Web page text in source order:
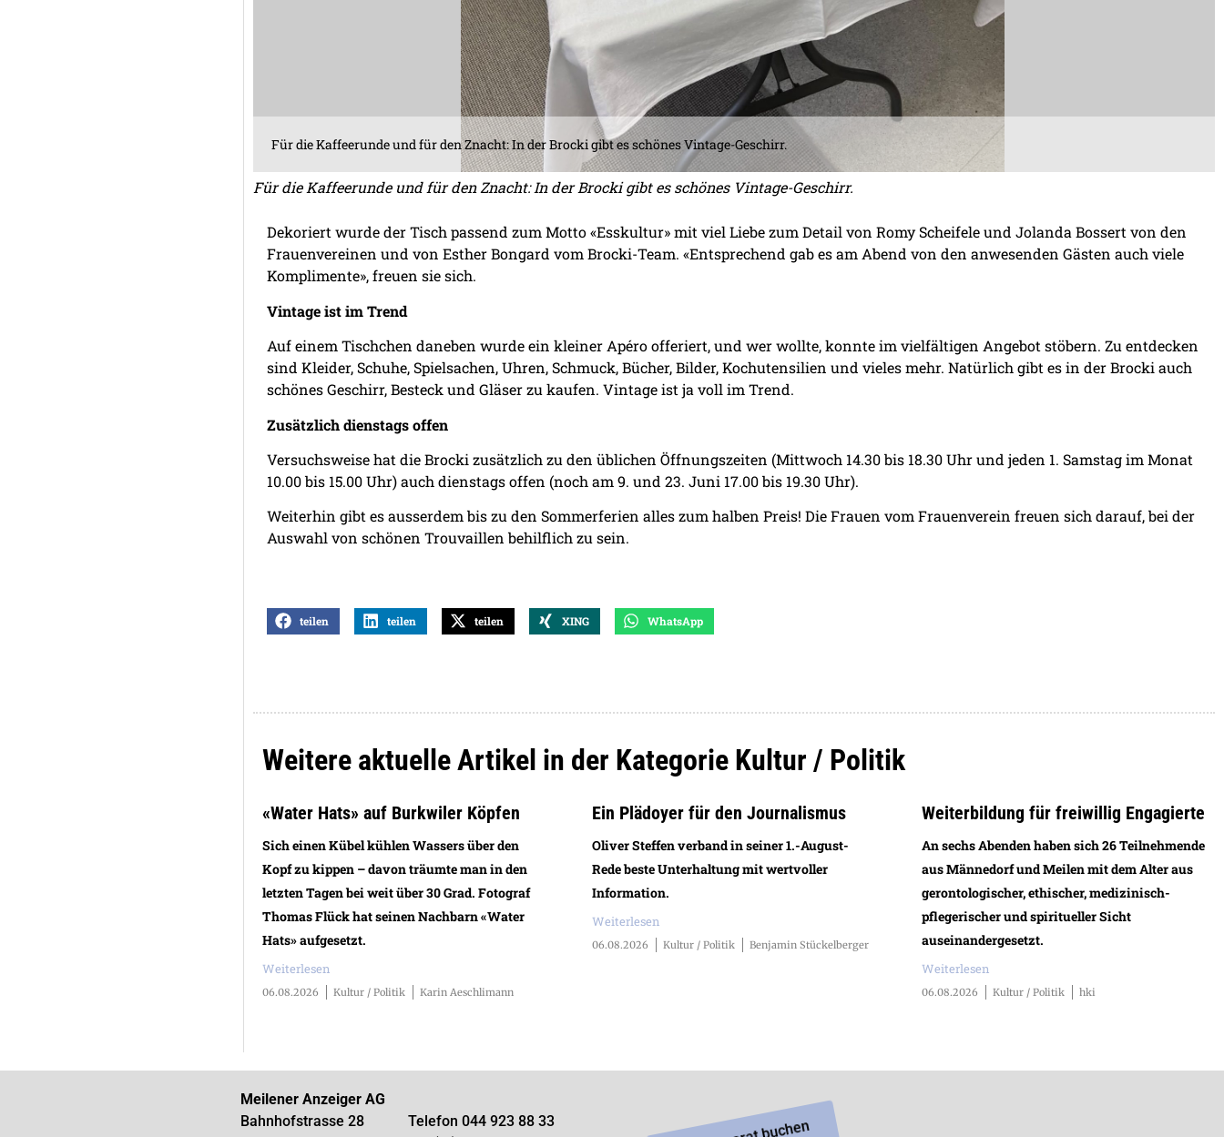
Für die Kaffeerunde und für den Znacht: In der Brocki gibt es schönes Vintage-Geschirr.
Für die Kaffeerunde und für den Znacht: In der Brocki gibt es schönes Vintage-Geschirr.
Dekoriert wurde der Tisch passend zum Motto «Esskultur» mit viel Liebe zum Detail von Romy Scheifele und Jolanda Bossert von den
Frauenvereinen und von Esther Bongard vom Brocki-Team. «Entsprechend gab es am Abend von den anwesenden Gästen auch viele
Komplimente», freuen sie sich.
Vintage ist im Trend
Auf einem Tischchen daneben wurde ein kleiner Apéro offeriert, und wer wollte, konnte im vielfältigen Angebot stöbern. Zu entdecken
sind Kleider, Schuhe, Spielsachen, Uhren, Schmuck, Bücher, Bilder, Kochutensilien und vieles mehr. Natürlich gibt es in der Brocki auch
schönes Geschirr, Besteck und Gläser zu kaufen. Vintage ist ja voll im Trend.
Zusätzlich dienstags offen
Versuchsweise hat die Brocki zusätzlich zu den üblichen Öffnungszeiten (Mittwoch 14.30 bis 18.30 Uhr und jeden 1. Samstag im Monat
10.00 bis 15.00 Uhr) auch dienstags offen (noch am 9. und 23. Juni 17.00 bis 19.30 Uhr).
Weiterhin gibt es ausserdem bis zu den Sommerferien alles zum halben Preis! Die Frauen vom Frauenverein freuen sich darauf, bei der
Auswahl von schönen Trouvaillen behilflich zu sein.
teilen teilen teilen XING WhatsApp
Weitere aktuelle Artikel in der Kategorie Kultur / Politik
«Water Hats» auf Burkwiler Köpfen
Sich einen Kübel kühlen Wassers über den
Kopf zu kippen – davon träumte man in den
letzten Tagen bei weit über 30 Grad. Fotograf
Thomas Flück hat seinen Nachbarn «Water
Hats» aufgesetzt.
Weiterlesen
06.08.2026 Kultur / Politik Karin Aeschlimann
Ein Plädoyer für den Journalismus
Oliver Steffen verband in seiner 1.-August-
Rede beste Unterhaltung mit wertvoller
Information.
Weiterlesen
06.08.2026 Kultur / Politik Benjamin Stückelberger
Weiterbildung für freiwillig Engagierte
An sechs Abenden haben sich 26 Teilnehmende
aus Männedorf und Meilen mit dem Alter aus
gerontologischer, ethischer, medizinisch-
pflegerischer und spiritueller Sicht
auseinandergesetzt.
Weiterlesen
06.08.2026 Kultur / Politik hki
Meilener Anzeiger AG
Bahnhofstrasse 28
Telefon 044 923 88 33